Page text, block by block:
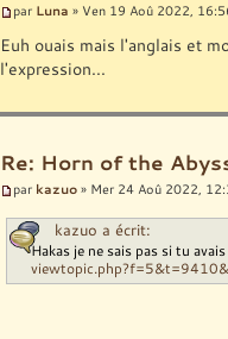
par Luna » Ven 19 Aoû 2022,
Euh ouais mais l'anglais et
l'expression...
Re: Horn of the
par kazuo » Mer 24 Aoû 2022,
kazuo a écrit:
Hakas je ne sais pas si tu